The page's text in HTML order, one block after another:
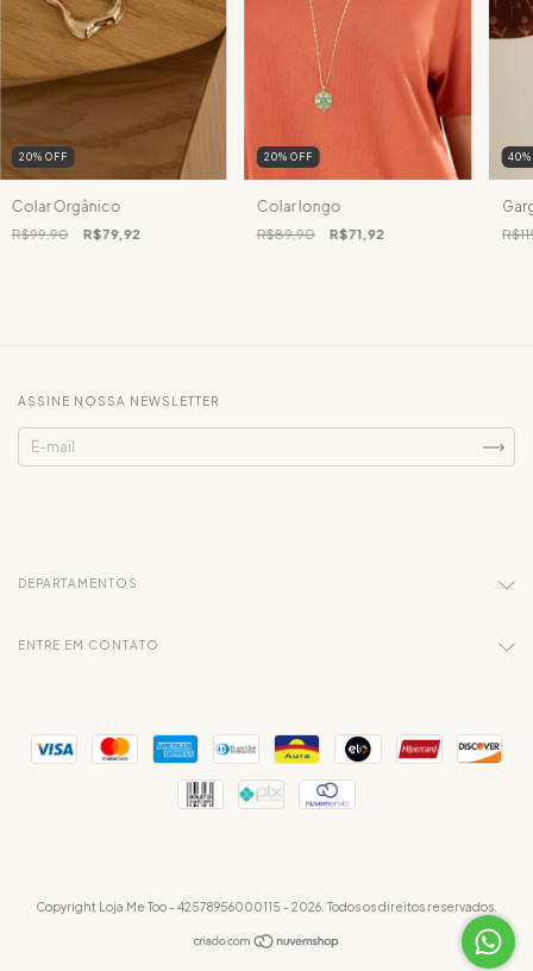
20% OFF
Colar Orgânico
R$99,90 R$79,92
20% OFF
Colar longo
R$89,90 R$71,92
40
ASSINE NOSSA NEWSLETTER
DEPARTAMENTOS
ENTRE EM CONTATO
Copyright Loja Me Too - 42578956000115 - 2026. Todos os direitos reservados.